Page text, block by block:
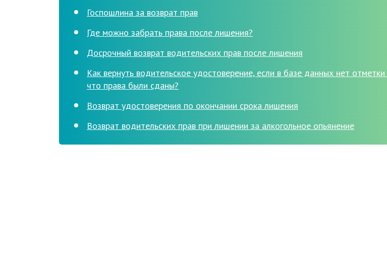
Госпошлина за возврат прав
Где можно забрать права после лишения?
Досрочный возврат водительских прав после лишения
Как вернуть водительское удостоверение, если в базе данных нет
что права были сданы?
Возврат удостоверения по окончании срока лишения
Возврат водительских прав при лишении за алкогольное опьянение